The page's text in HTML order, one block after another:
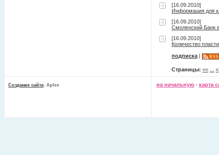
[16.09.2010]
Информация для
[16.09.2010]
Смоленский Банк
[16.09.2010]
Количество
подписка | RSS
Страницы: << <
Создание сайта: Aplex на начальную - карта